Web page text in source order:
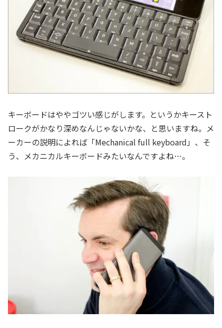
キーボードはややゴツい感じがします。というかキースト
ロークがかなり深めなんじゃないかな、と思いますね。メ
ーカーの説明によれば「Mechanical full keyboard」、そ
う、メカニカルキーボードみたいなんですよね…。